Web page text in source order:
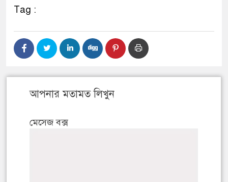
Tag :
আপনার মতামত লিখুন
মেসেজ বক্স